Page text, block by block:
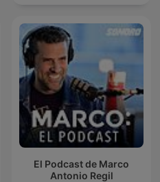
El Podcast de Marco
Antonio Regil